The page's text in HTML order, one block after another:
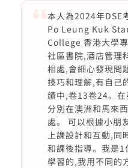
本人為2024年DSE
Po Leung Kuk
College 香港大學
社區書院,酒店管理
相處,會細心發現問
技巧和理解,有自己
績中,卷13卷24。
分別在澳洲和馬來
處。 可以根據小朋
上課設計和互動,同
和課後指導。我是
學習的,我用不同的